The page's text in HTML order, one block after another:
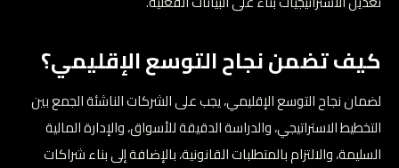
كيف تضمن نجاح التوسع الإقليمي؟
لضمان نجاح التوسع الإقليمي، يجب على الشركات الناشئة الجمع بين
التخطيط الاستراتيجي، والدراسة الدقيقة للأسواق، والإدارة المالية
السليمة، والالتزام بالمتطلبات القانونية، بالإضافة إلى بناء شراكات